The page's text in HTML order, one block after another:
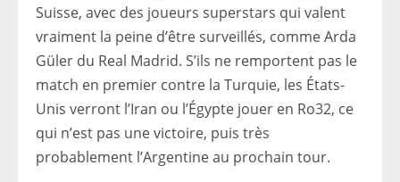
Suisse, avec des joueurs superstars qui valent
vraiment la peine d’être surveillés, comme Arda
Güler du Real Madrid. S’ils ne remportent pas le
match en premier contre la Turquie, les États-
Unis verront l’Iran ou l’Égypte jouer en Ro32, ce
qui n’est pas une victoire, puis très
probablement l’Argentine au prochain tour.